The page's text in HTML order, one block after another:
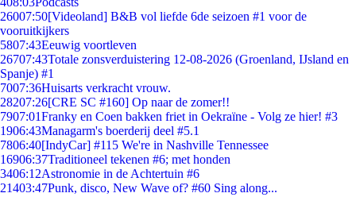
26007:50[Videoland] B&B vol liefde 6de seizoen #1 voor de
vooruitkijkers
5807:43Eeuwig voortleven
26707:43Totale zonsverduistering 12-08-2026 (Groenland, IJsland en
Spanje) #1
7007:36Huisarts verkracht vrouw.
28207:26[CRE SC #160] Op naar de zomer!!
7907:01Franky en Coen bakken friet in Oekraïne - Volg ze hier! #3
1906:43Managarm's boerderij deel #5.1
7806:40[IndyCar] #115 We're in Nashville Tennessee
16906:37Traditioneel tekenen #6; met honden
3406:12Astronomie in de Achtertuin #6
21403:47Punk, disco, New Wave of? #60 Sing along...